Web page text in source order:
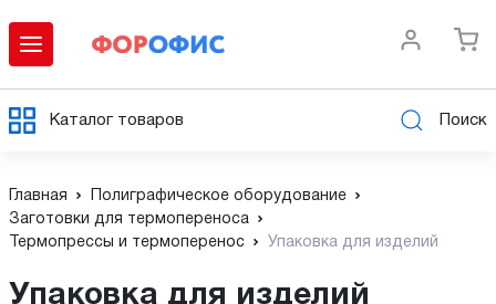
Каталог товаров Поиск
Главная
Полиграфическое оборудование
Заготовки для термопереноса
Термопрессы и термоперенос
Упаковка для изделий
Упаковка для изделий